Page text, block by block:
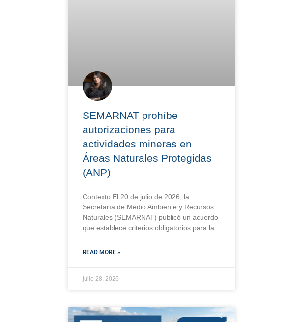
SEMARNAT prohíbe
autorizaciones para
actividades mineras en
Áreas Naturales Protegidas
(ANP)
Contexto El 20 de julio de 2026, la
Secretaría de Medio Ambiente y Recursos
Naturales (SEMARNAT) publicó un acuerdo
que establece criterios obligatorios para la
READ MORE »
julio 28, 2026